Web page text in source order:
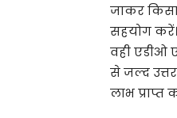
जाकर
सहयोग करें।
वही एडीओ
से जल्द
लाभ प्राप्त